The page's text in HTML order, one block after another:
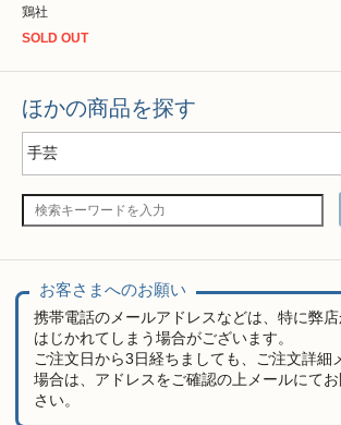
鶏社
SOLD OUT
ほかの商品を探す
お客さまへのお願い
携帯電話のメールアドレスなどは、特に弊
はじかれてしまう場合がございます。
ご注文日から3日経ちましても、ご注文詳細
場合は、アドレスをご確認の上メールにて
さい。